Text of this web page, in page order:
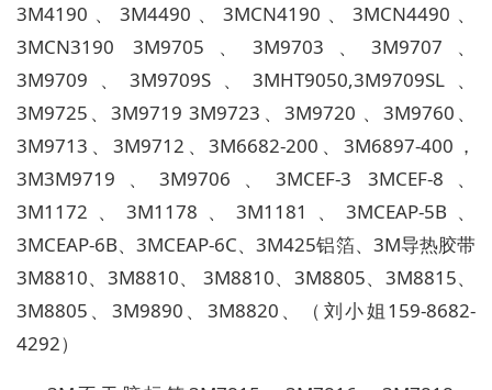
3M4190 、 3M4490 、 3MCN4190 、 3MCN4490 、
3MCN3190 3M9705 、 3M9703 、 3M9707 、
3M9709 、3M9709S 、3MHT9050,3M9709SL 、
3M9725 、3M9719 3M9723 、 3M9720 、 3M9760 、
3M9713 、 3M9712 、3M6682-200 、3M6897-400 ，
3M3M9719 、3M9706 、 3MCEF-3 3MCEF-8 、
3M1172 、 3M1178 、 3M1181 、 3MCEAP-5B 、
3MCEAP-6B、3MCEAP-6C、3M425铝箔、 3M导热胶带
3M8810、 3M8810、 3M8810、 3M8805、 3M8815、
3M8805 、 3M9890 、 3M8820 、（刘小姐 159-8682-
4292）